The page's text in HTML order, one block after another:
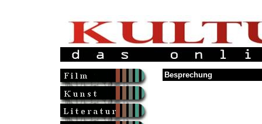
Besprechung